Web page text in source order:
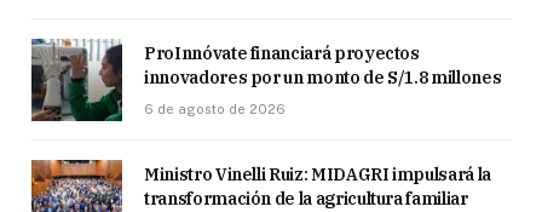
ProInnóvate financiará proyectos
innovadores por un monto de S/1.8 millones
6 de agosto de 2026
Ministro Vinelli Ruiz: MIDAGRI impulsará la
transformación de la agricultura familiar